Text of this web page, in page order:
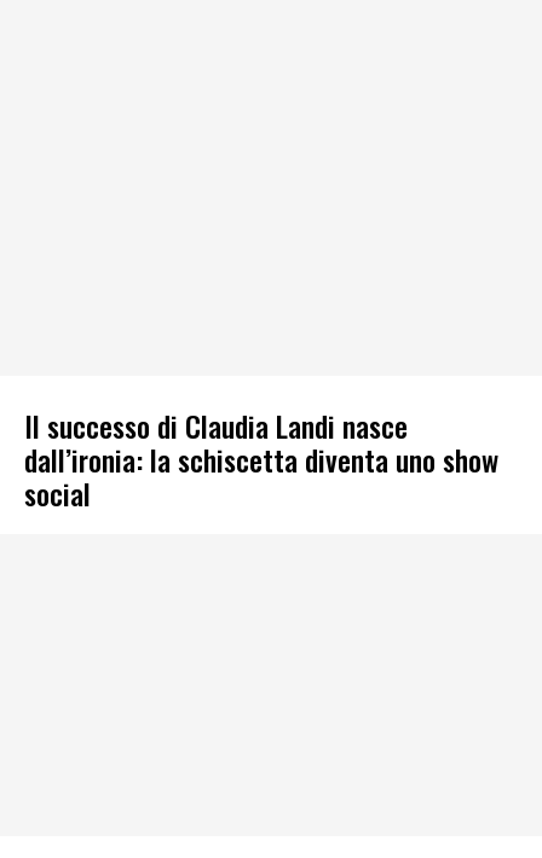
Il successo di Claudia Landi nasce
dall’ironia: la schiscetta diventa uno show
social